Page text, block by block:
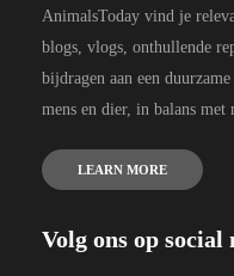
AnimalsToday vind je
blogs, vlogs, onthullende
bijdragen aan een
mens en dier, in balans met
LEARN MORE
Volg ons op social